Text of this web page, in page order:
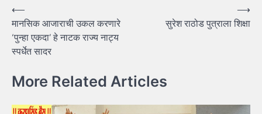
Post
navigation
⟵
मानसिक आजाराची उकल करणारे
‘पुन्हा एकदा’ हे नाटक राज्य नाट्य
स्पर्धेत सादर
सुरेश राठोड पुत्राला शिक्षा
⟶
More Related Articles